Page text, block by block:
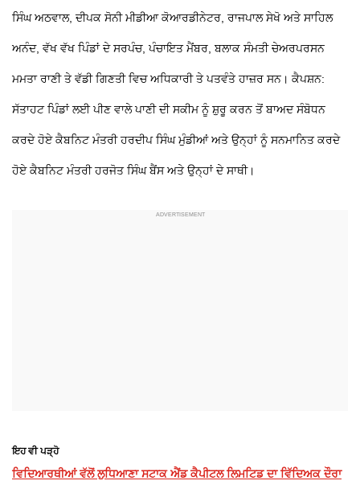
ਸਿੰਘ ਅਠਵਾਲ, ਦੀਪਕ ਸੋਨੀ ਮੀਡੀਆ ਕੋਆਰਡੀਨੇਟਰ, ਰਾਜਪਾਲ ਸੇਖੋ ਅਤੇ ਸਾਹਿਲ
ਅਨੰਦ, ਵੱਖ ਵੱਖ ਪਿੰਡਾਂ ਦੇ ਸਰਪੰਚ, ਪੰਚਾਇਤ ਮੈਂਬਰ, ਬਲਾਕ ਸੰਮਤੀ ਚੇਅਰਪਰਸਨ
ਮਮਤਾ ਰਾਣੀ ਤੇ ਵੱਡੀ ਗਿਣਤੀ ਵਿਚ ਅਧਿਕਾਰੀ ਤੇ ਪਤਵੰਤੇ ਹਾਜ਼ਰ ਸਨ।ਕੈਪਸ਼ਨ:
ਸੱਤਾਹਟ ਪਿੰਡਾਂ ਲਈ ਪੀਣ ਵਾਲੇ ਪਾਣੀ ਦੀ ਸਕੀਮ ਨੂੰ ਸ਼ੁਰੂ ਕਰਨ ਤੋਂ ਬਾਅਦ ਸੰਬੋਧਨ
ਕਰਦੇ ਹੋਏ ਕੈਬਨਿਟ ਮੰਤਰੀ ਹਰਦੀਪ ਸਿੰਘ ਮੁੰਡੀਆਂ ਅਤੇ ਉਨ੍ਹਾਂ ਨੂੰ ਸਨਮਾਨਿਤ ਕਰਦੇ
ਹੋਏ ਕੈਬਨਿਟ ਮੰਤਰੀ ਹਰਜੋਤ ਸਿੰਘ ਬੈਂਸ ਅਤੇ ਉਨ੍ਹਾਂ ਦੇ ਸਾਥੀ।
ਇਹ ਵੀ ਪੜ੍ਹੋ
ਵਿਦਿਆਰਥੀਆਂ ਵੱਲੋਂ ਲੁਧਿਆਣਾ ਸਟਾਕ ਐਂਡ ਕੈਪੀਟਲ ਲਿਮਟਿਡ ਦਾ ਵਿੱਦਿਅਕ ਦੌਰਾ